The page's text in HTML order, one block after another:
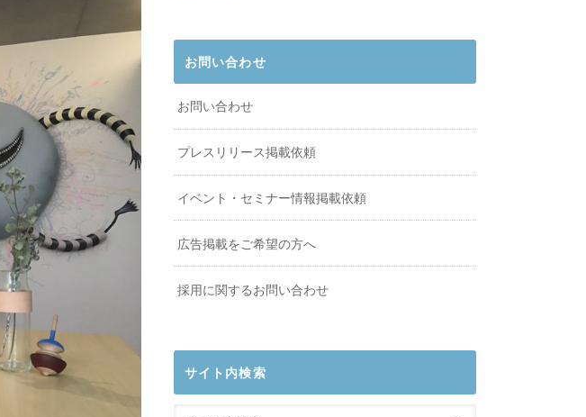
お問い合わせ
お問い合わせ
プレスリリース掲載依頼
イベント・セミナー情報掲載依頼
広告掲載をご希望の方へ
採用に関するお問い合わせ
サイト内検索